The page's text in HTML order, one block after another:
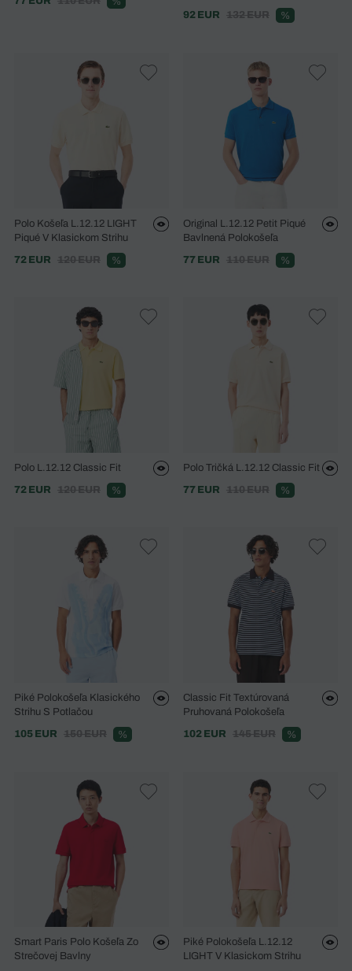
92 EUR
132 EUR %
Polo Košeľa L.12.12 LIGHT
Piqué V Klasickom Strihu
72 EUR
120 EUR %
Original L.12.12 Petit Piqué
Bavlnená Polokošeľa
77 EUR
110 EUR %
Polo L.12.12 Classic Fit
72 EUR
120 EUR %
Polo Tričká L.12.12 Classic Fit
77 EUR
110 EUR %
Piké Polokošeľa Klasického
Strihu S Potlačou
105 EUR
150 EUR %
Classic Fit Textúrovaná
Pruhovaná Polokošeľa
102 EUR
145 EUR %
Smart Paris Polo Košeľa Zo
Strečovej Bavlny
Piké Polokošeľa L.12.12
LIGHT V Klasickom Strihu